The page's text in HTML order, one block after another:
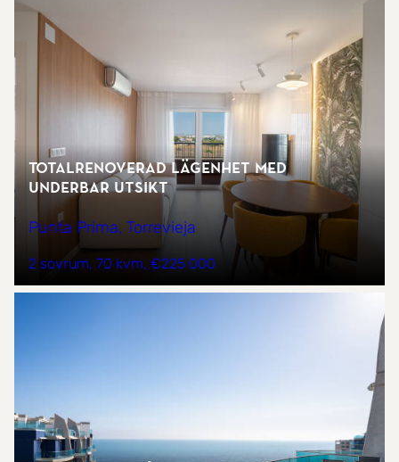
Totalrenoverad lägenhet med
underbar utsikt
Punta Prima, Torrevieja
2 sovrum 70 kvm €225 000